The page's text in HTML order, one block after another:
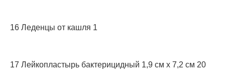
16 Леденцы от кашля 1
17 Лейкопластырь бактерицидный 1,9 см х 7,2 см 20